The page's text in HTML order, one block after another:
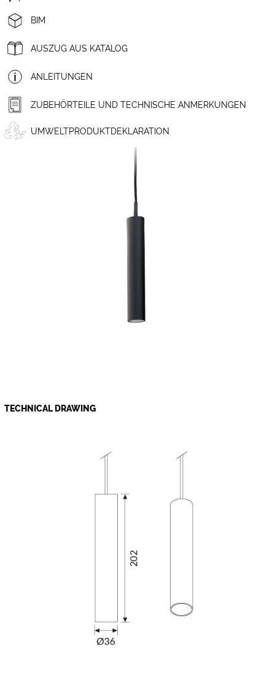
BIM
AUSZUG AUS KATALOG
ANLEITUNGEN
ZUBEHÖRTEILE UND TECHNISCHE ANMERKUNGEN
UMWELTPRODUKTDEKLARATION
TECHNICAL DRAWING